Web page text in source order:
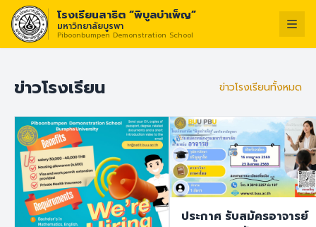
โรงเรียนสาธิต “พิบูลบำเพ็ญ”
มหาวิทยาลัยบูรพา
Piboonbumpen Demonstration School
ข่าวโรงเรียน ข่าวโรงเรียนทั้งหมด
ประกาศ รับสมัครอาจารย์